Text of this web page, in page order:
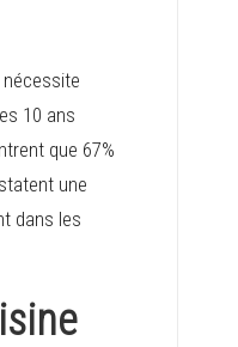
10 ans
que 67%
une
dans les